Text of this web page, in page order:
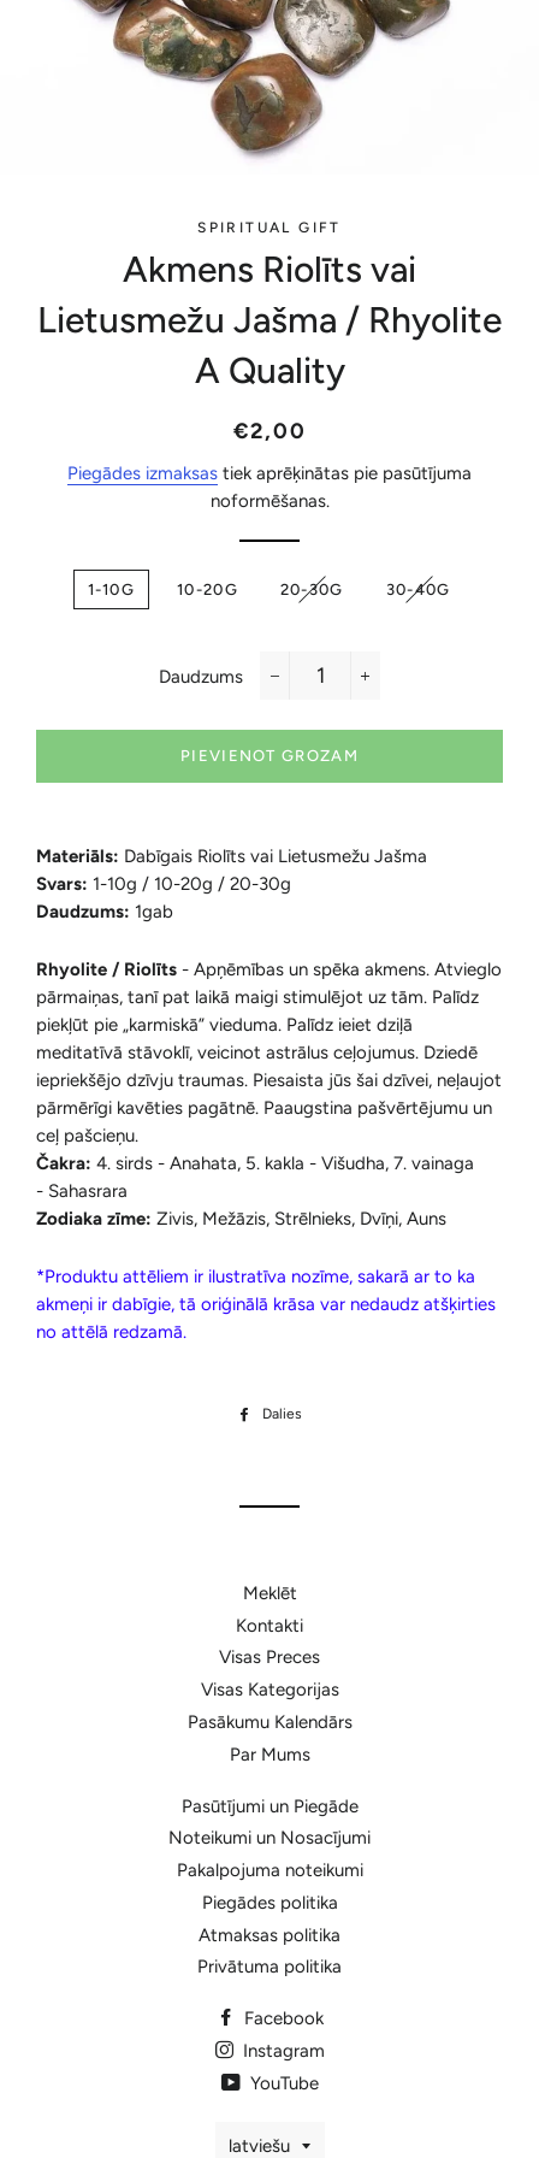
SPIRITUAL GIFT
Akmens Riolīts vai
Lietusmežu Jašma / Rhyolite
A Quality
Parastā
Akcijas
€2,00
Piegādes izmaksas tiek aprēķinātas pie pasūtījuma
noformēšanas.
1-10G 10-20G 20-30G 30-40G
Daudzums
PIEVIENOT GROZAM
Materiāls: Dabīgais Riolīts vai Lietusmežu Jašma
Svars: 1-10g / 10-20g / 20-30g
Daudzums: 1gab
Rhyolite / Riolīts - Apņēmības un spēka akmens. Atvieglo
pārmaiņas, tanī pat laikā maigi stimulējot uz tām. Palīdz
piekļūt pie „karmiskā” vieduma. Palīdz ieiet dziļā
meditatīvā stāvoklī, veicinot astrālus ceļojumus. Dziedē
iepriekšējo dzīvju traumas. Piesaista jūs šai dzīvei, neļaujot
pārmērīgi kavēties pagātnē. Paaugstina pašvērtējumu un
ceļ pašcieņu.
Čakra: 4. sirds - Anahata, 5. kakla - Višudha, 7. vainaga
- Sahasrara
Zodiaka zīme: Zivis, Mežāzis, Strēlnieks, Dvīņi, Auns
*Produktu attēliem ir ilustratīva nozīme, sakarā ar to ka
akmeņi ir dabīgie, tā oriģinālā krāsa var nedaudz atšķirties
no attēlā redzamā.
Dalies
Meklēt
Kontakti
Visas Preces
Visas Kategorijas
Pasākumu Kalendārs
Par Mums
Pasūtījumi un Piegāde
Noteikumi un Nosacījumi
Pakalpojuma noteikumi
Piegādes politika
Atmaksas politika
Privātuma politika
Facebook
Instagram
YouTube
Valoda
latviešu